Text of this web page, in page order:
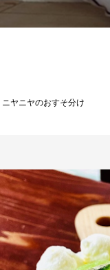
ニヤニヤのおすそ分け